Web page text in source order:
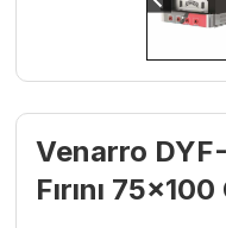
Venarro
Fırını